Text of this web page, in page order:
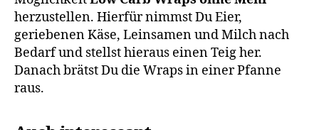
herzustellen. Hierfür nimmst Du Eier,
geriebenen Käse, Leinsamen und Milch nach
Bedarf und stellst hieraus einen Teig her.
Danach brätst Du die Wraps in einer Pfanne
raus.